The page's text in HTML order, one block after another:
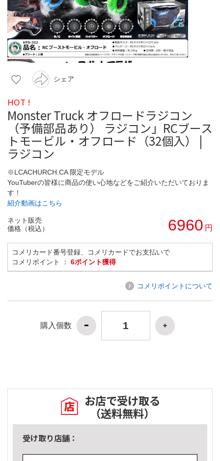
シェア
HOT !
Monster Truck オフロードラジコン
（予備部品あり） ラジコン」RCブース
トモービル・オフロード（32個入） |
ラジコン
※LCACHURCH.CA 限定モデル
YouTuberの皆様に商品の使い心地などをご紹介いただいておりま
す！
紹介動画はこちら
ネット販売
価格（税込）
6960 円
コメリカード番号登録、コメリカードでお支払いで
コメリポイント ： 6ポイント獲得
コメリポイントについて
購入個数
お店で受け取る
（送料無料）
受け取り店舗：